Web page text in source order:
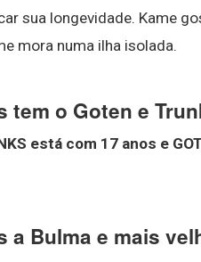
sua longevidade. Kame
mora numa ilha isolada.
tem o Goten e
está com 17 anos e
a Bulma e mais